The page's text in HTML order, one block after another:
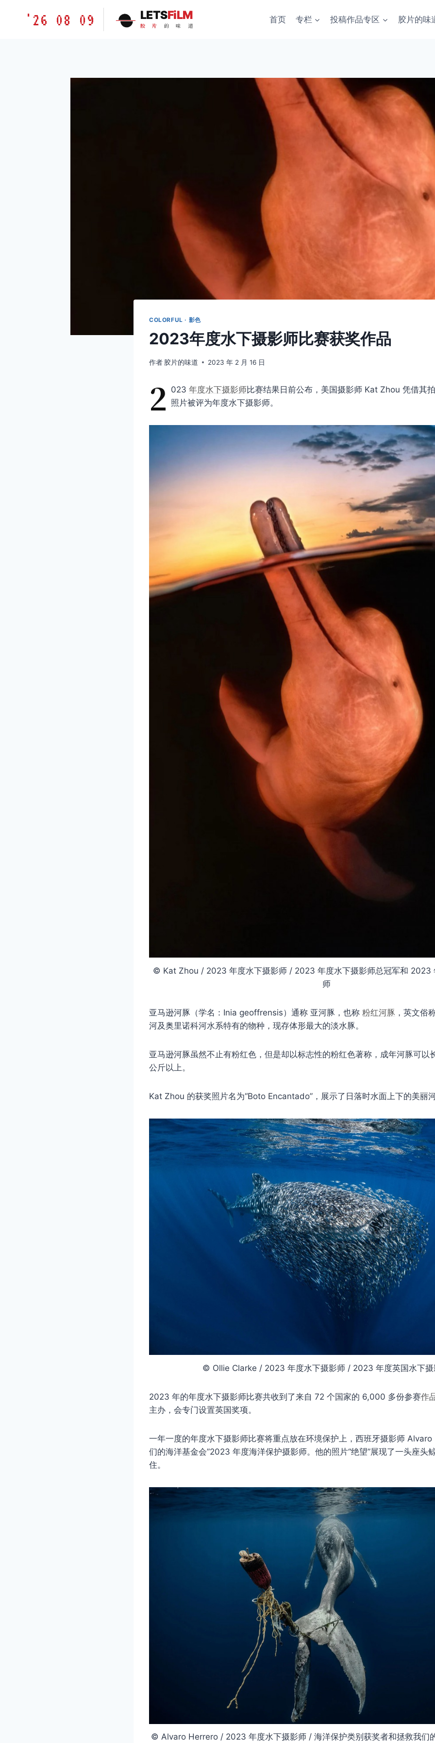
胶'26 08 09 LETSFiLM
胶 片 的 味 道
首页 专栏 投稿作品专区 胶片的味
COLORFUL · 影色
2023年度水下摄影师比赛获奖作品
作者 胶片的味道 2023 年 2 月 16 日
2 023 年度水下摄影师比赛结果日前公布，美国摄影师 Kat Zhou 凭借其
照片被评为年度水下摄影师。
© Kat Zhou / 2023 年度水下摄影师 / 2023 年度水下摄影师总冠军和 2023
师
亚马逊河豚（学名：Inia geoffrensis）通称 亚河豚，也称 粉红河豚 ，英文俗
河及奥里诺科河水系特有的物种，现存体形最大的淡水豚。
亚马逊河豚虽然不止有粉红色，但是却以标志性的粉红色著称，成年河豚可以
公斤以上。
Kat Zhou 的获奖照片名为“Boto Encantado”，展示了日落时水面上下的美丽
© Ollie Clarke / 2023 年度水下摄影师 / 2023 年度英国水下摄
2023 年的年度水下摄影师比赛共收到了来自 72 个国家的 6,000 多份参赛作
主办，会专门设置英国奖项。
一年一度的年度水下摄影师比赛将重点放在环境保护上，西班牙摄影师
们的海洋基金会”2023 年度海洋保护摄影师。他的照片“绝望”展现了一头座头
住。
© Alvaro Herrero / 2023 年度水下摄影师 / 海洋保护类别获奖者和拯救我们